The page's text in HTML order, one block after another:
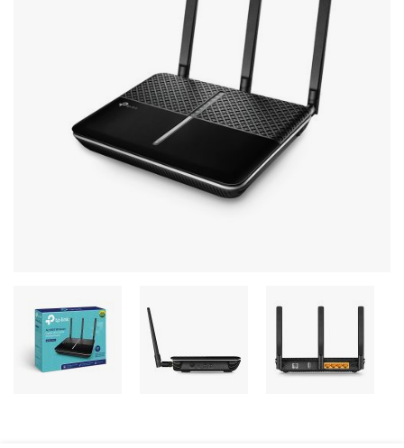
Cooling systems
Server equipment
Video conferencing
PC components